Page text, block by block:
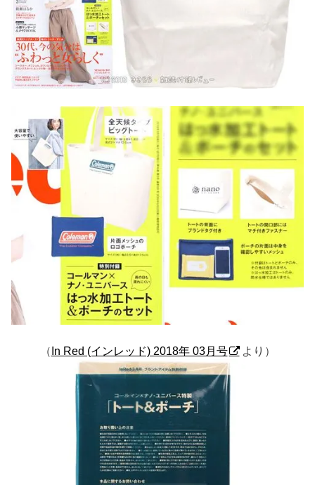
（In Red (インレッド) 2018年 03月号 より）